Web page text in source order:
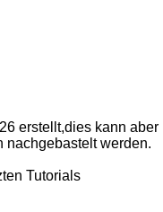
erstellt,dies kann aber
nachgebastelt werden.
Tutorials